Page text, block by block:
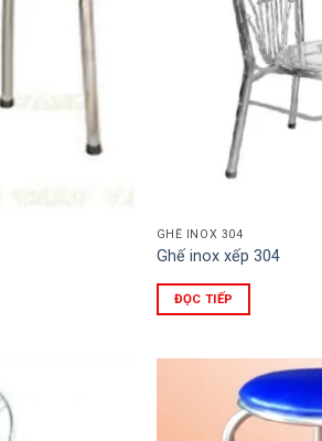
GHẾ INOX 304
Ghế inox xếp 304
ĐỌC TIẾP